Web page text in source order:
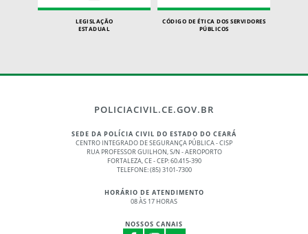
LEGISLAÇÃO
ESTADUAL
CÓDIGO DE ÉTICA DOS SERVIDORES
PÚBLICOS
POLICIACIVIL.CE.GOV.BR
SEDE DA POLÍCIA CIVIL DO ESTADO DO CEARÁ
CENTRO INTEGRADO DE SEGURANÇA PÚBLICA - CISP
RUA PROFESSOR GUILHON, S/N - AEROPORTO
FORTALEZA, CE - CEP: 60.415-390
TELEFONE: (85) 3101-7300
HORÁRIO DE ATENDIMENTO
08 ÀS 17 HORAS
NOSSOS CANAIS